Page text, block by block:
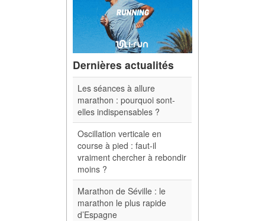
Dernières actualités
Les séances à allure
marathon : pourquoi sont-
elles indispensables ?
Oscillation verticale en
course à pied : faut-il
vraiment chercher à rebondir
moins ?
Marathon de Séville : le
marathon le plus rapide
d’Espagne